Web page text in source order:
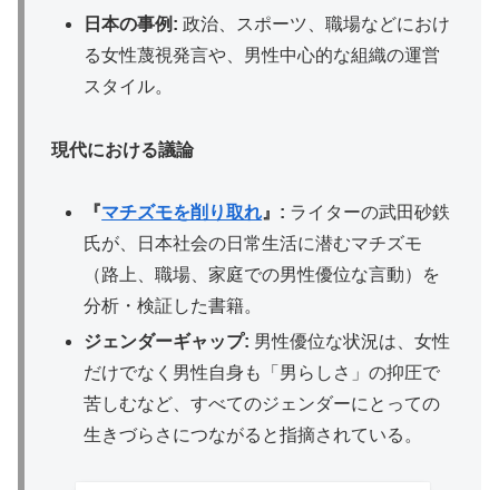
日本の事例: 政治、スポーツ、職場などにおけ
る女性蔑視発言や、男性中心的な組織の運営
スタイル。
現代における議論
『 マチズモを削り取れ』: ライターの武田砂鉄
氏が、日本社会の日常生活に潜むマチズモ
（路上、職場、家庭での男性優位な言動）を
分析・検証した書籍。
ジェンダーギャップ: 男性優位な状況は、女性
だけでなく男性自身も「男らしさ」の抑圧で
苦しむなど、すべてのジェンダーにとっての
生きづらさにつながると指摘されている。